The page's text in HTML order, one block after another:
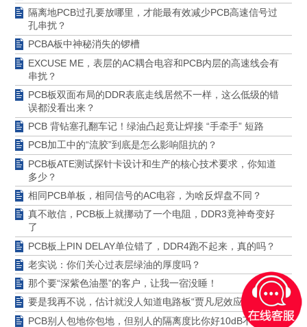
隔离地PCB过孔要放哪里，才能最有效减少PCB高速信号过
孔串扰？
PCBA板中神秘消失的锣槽
EXCUSE ME，表层的AC耦合电容和PCB内层的高速线会有
串扰？
PCB板双面布局的DDR表底走线居然不一样，这么低级的错
误都没看出来？
PCB 背钻塞孔翻车记！绿油凸起竟让焊接 “手牵手” 短路
PCB加工中的“流胶”到底是怎么影响阻抗的？
PCB板ATE测试探针卡设计和生产的核心技术要求，你知道
多少？
相同PCB单板，相同信号的AC电容，为啥反焊盘不同？
真不敢信，PCB板上就挪动了一个电阻，DDR3竟神奇变好
了
PCB板上PIN DELAY单位错了，DDR4跑不起来，真的吗？
老实说：你们关心过表层绿油的厚度吗？
那个要“深紫色油墨”的客户，让我一宿没睡！
要是我再不说，估计就没人知道电路板“贾凡尼效应”了！
PCB别人包地你包地，但别人的隔离度比你好10dB不止